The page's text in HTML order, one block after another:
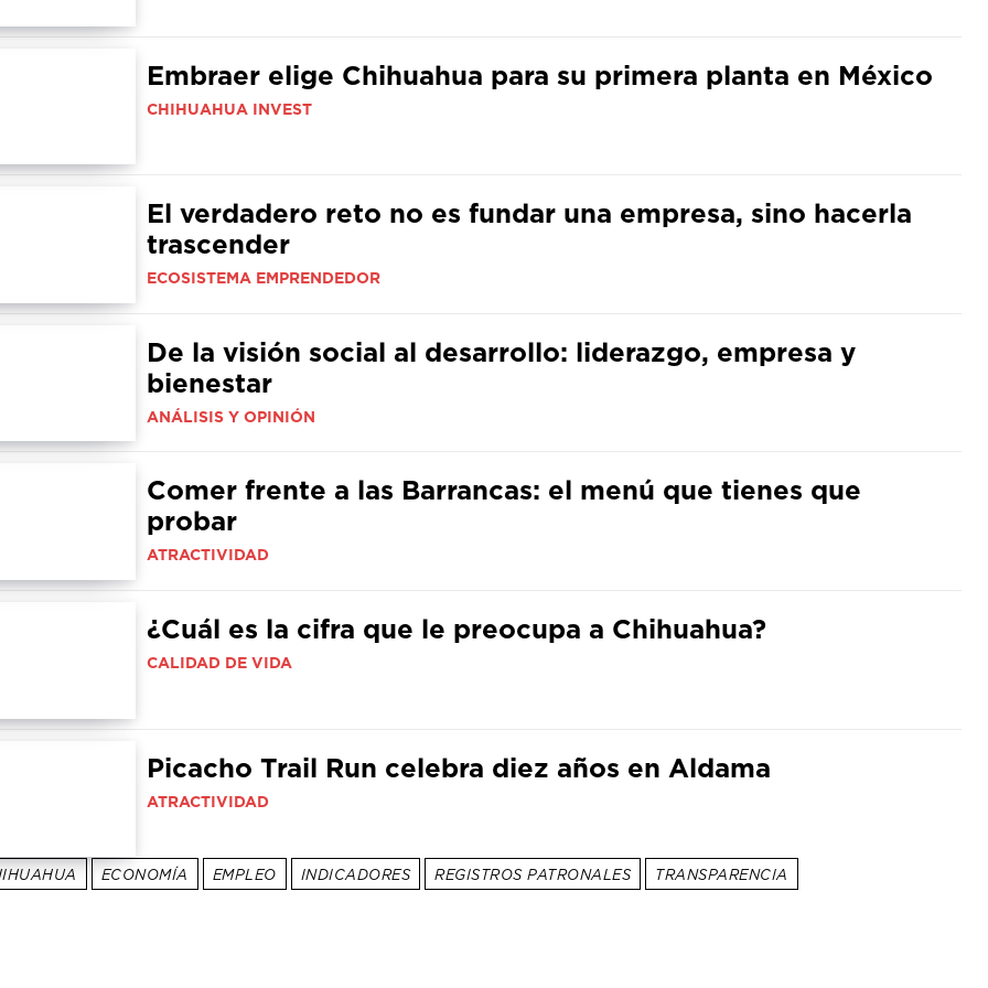
Embraer elige Chihuahua para su primera planta en México
CHIHUAHUA INVEST
El verdadero reto no es fundar una empresa, sino hacerla
trascender
ECOSISTEMA EMPRENDEDOR
De la visión social al desarrollo: liderazgo, empresa y
bienestar
ANÁLISIS Y OPINIÓN
Comer frente a las Barrancas: el menú que tienes que
probar
ATRACTIVIDAD
¿Cuál es la cifra que le preocupa a Chihuahua?
CALIDAD DE VIDA
Picacho Trail Run celebra diez años en Aldama
ATRACTIVIDAD
ECONOMÍA EMPLEO INDICADORES REGISTROS PATRONALES TRANSPARENCIA